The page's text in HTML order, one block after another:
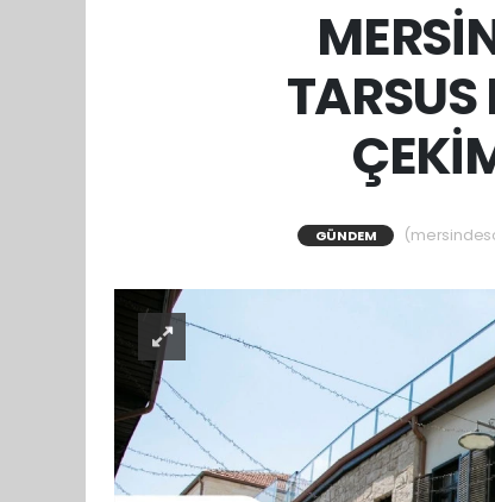
TARSUS
GÜNDEM